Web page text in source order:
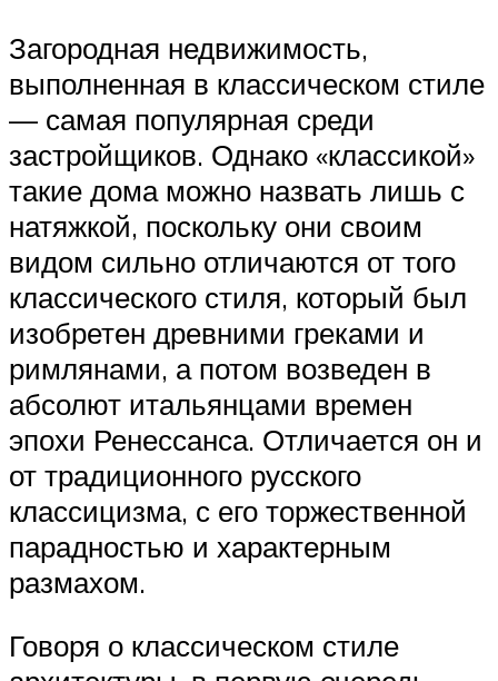
Загородная недвижимость,
выполненная в классическом стиле
— самая популярная среди
застройщиков. Однако «классикой»
такие дома можно назвать лишь с
натяжкой, поскольку они своим
видом сильно отличаются от того
классического стиля, который был
изобретен древними греками и
римлянами, а потом возведен в
абсолют итальянцами времен
эпохи Ренессанса. Отличается он и
от традиционного русского
классицизма, с его торжественной
парадностью и характерным
размахом.
Говоря о классическом стиле